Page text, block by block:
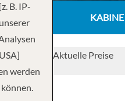
KABINE
Aktuelle Preise
B. IP-
werden